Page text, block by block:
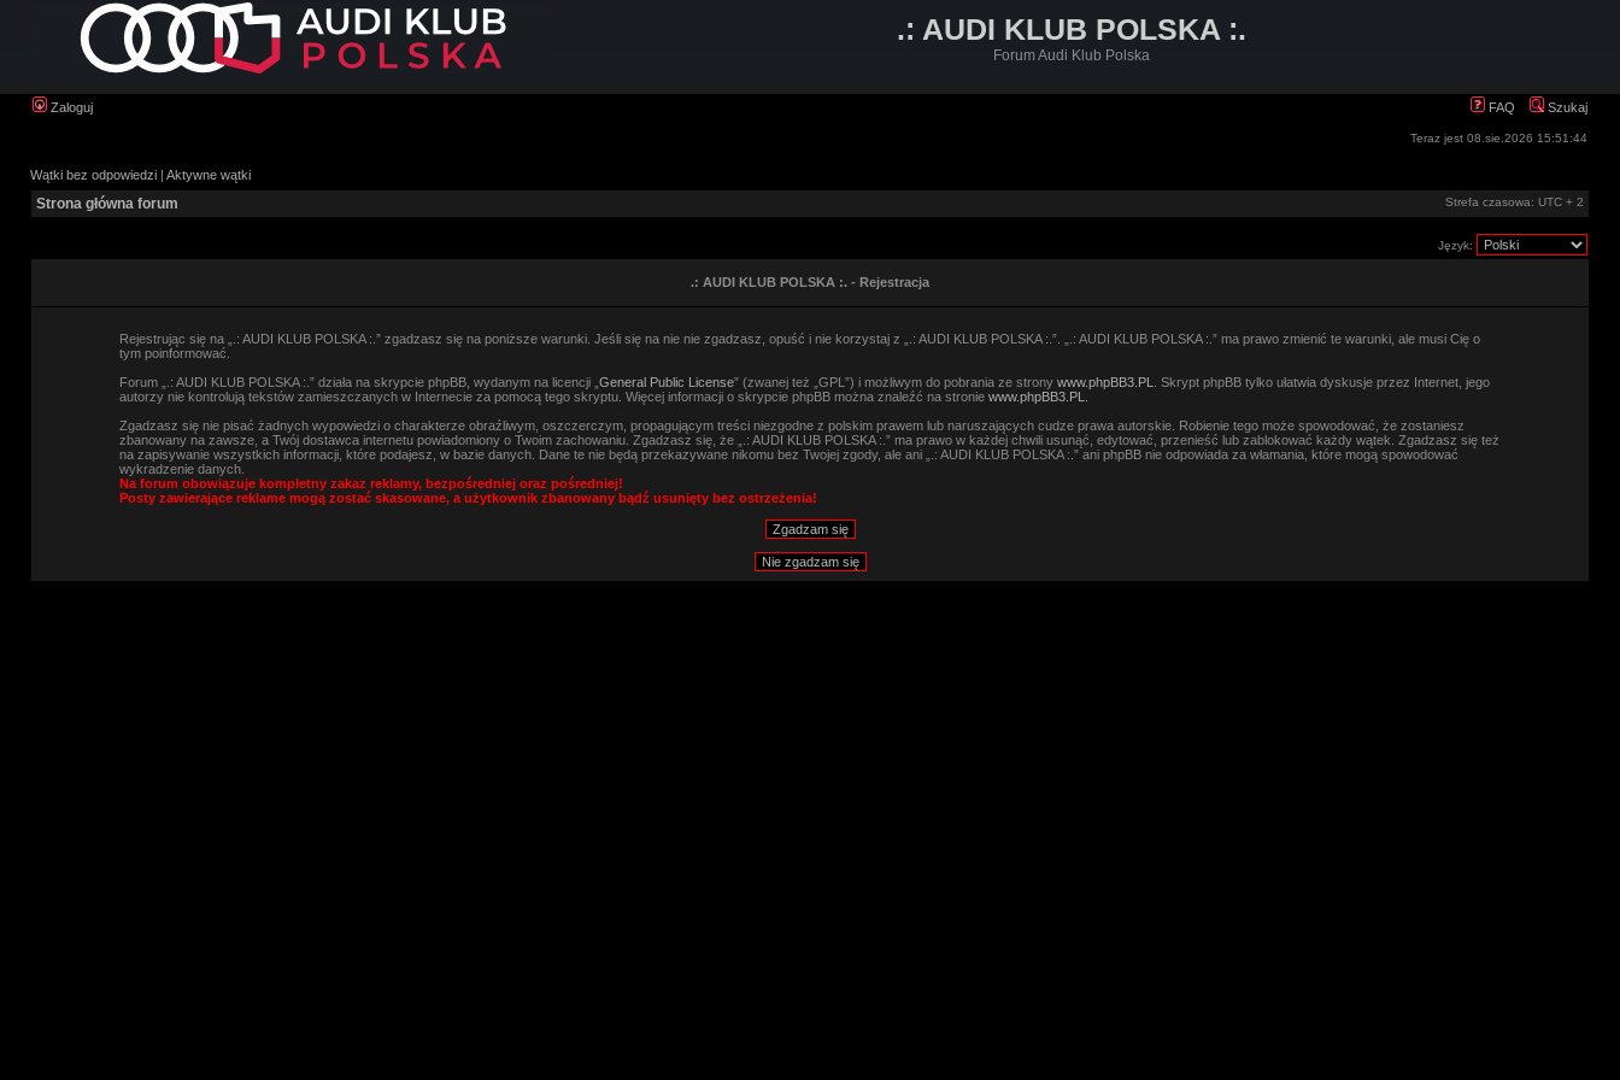
.: AUDI KLUB POLSKA :.
Forum Audi Klub Polska
Zaloguj FAQ Szukaj
Teraz jest 08.sie.2026 15:51:44
Wątki bez odpowiedzi | Aktywne wątki
Strona główna forum Strefa czasowa: UTC + 2
Język:
.: AUDI KLUB POLSKA :. - Rejestracja
Rejestrując się na „.: AUDI KLUB POLSKA :.” zgadzasz się na poniższe warunki. Jeśli się na nie nie zgadzasz, opuść i nie korzystaj z „.: AUDI KLUB POLSKA :.”. „.: AUDI KLUB POLSKA :.” ma prawo zmienić te warunki, ale musi Cię o
tym poinformować.
Forum „.: AUDI KLUB POLSKA :.” działa na skrypcie phpBB, wydanym na licencji „ General Public License” (zwanej też „GPL”) i możliwym do pobrania ze strony www.phpBB3.PL
. Skrypt phpBB tylko ułatwia dyskusje przez Internet, jego
autorzy nie kontrolują tekstów zamieszczanych w Internecie za pomocą tego skryptu. Więcej informacji o skrypcie phpBB można znaleźć na stronie www.phpBB3.PL
Zgadzasz się nie pisać żadnych wypowiedzi o charakterze obraźliwym, oszczerczym, propagującym treści niezgodne z polskim prawem lub naruszających cudze prawa autorskie. Robienie tego może spowodować, że zostaniesz
zbanowany na zawsze, a Twój dostawca internetu powiadomiony o Twoim zachowaniu. Zgadzasz się, że „.: AUDI KLUB POLSKA :.” ma prawo w każdej chwili usunąć, edytować, przenieść lub zablokować każdy wątek. Zgadzasz się też
na zapisywanie wszystkich informacji, które podajesz, w bazie danych. Dane te nie będą przekazywane nikomu bez Twojej zgody, ale ani „.: AUDI KLUB POLSKA :.” ani phpBB nie odpowiada za włamania, które mogą spowodować
wykradzenie danych.
Na forum obowiązuje kompletny zakaz reklamy, bezpośredniej oraz pośredniej!
Posty zawierające reklame mogą zostać skasowane, a użytkownik zbanowany bądź usunięty bez ostrzeżenia!